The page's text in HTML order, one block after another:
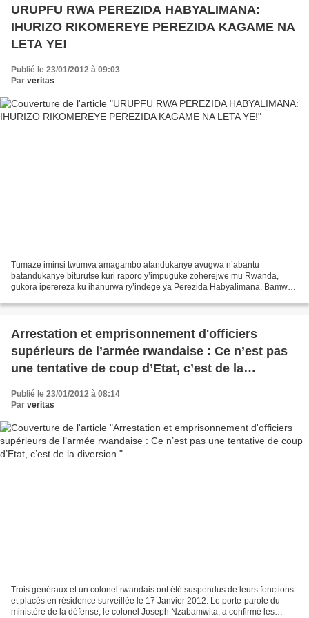
URUPFU RWA PEREZIDA HABYALIMANA:
IHURIZO RIKOMEREYE PEREZIDA KAGAME NA
LETA YE!
Publié le 23/01/2012 à 09:03
Par veritas
Tumaze iminsi twumva amagambo atandukanye avugwa n’abantu
batandukanye biturutse kuri raporo y’impuguke zoherejwe mu Rwanda,
gukora iperereza ku ihanurwa ry’indege ya Perezida Habyalimana. Bamwe
Arrestation et emprisonnement d'officiers
supérieurs de l’armée rwandaise : Ce n’est pas
une tentative de coup d’Etat, c’est de la
diversion.
Publié le 23/01/2012 à 08:14
Par veritas
Trois généraux et un colonel rwandais ont été suspendus de leurs fonctions
et placés en résidence surveillée le 17 Janvier 2012. Le porte-parole du
ministère de la défense, le colonel Joseph Nzabamwita, a confirmé les